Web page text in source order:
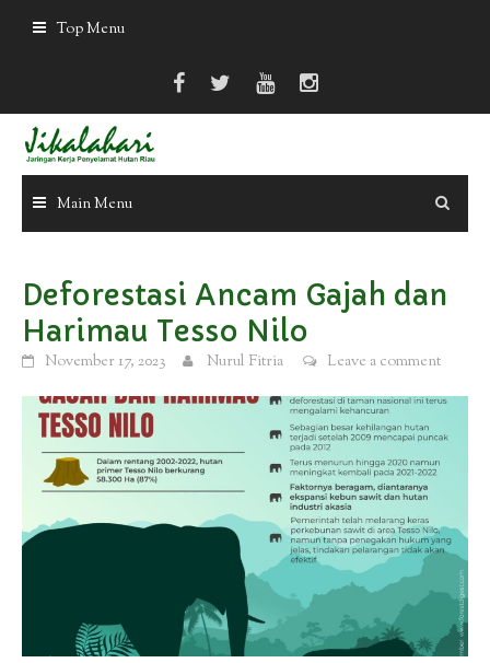
Top Menu
Main Menu
Deforestasi Ancam Gajah dan
Harimau Tesso Nilo
November 17, 2023 Nurul Fitria Leave a comment